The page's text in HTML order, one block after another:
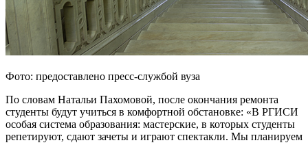
Фото: предоставлено пресс-службой вуза
По словам Натальи Пахомовой, после окончания ремонта
студенты будут учиться в комфортной обстановке: «В РГИСИ
особая система образования: мастерские, в которых студенты
репетируют, сдают зачеты и играют спектакли. Мы планируем